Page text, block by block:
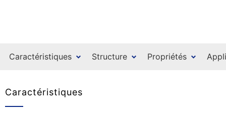
Caractéristiques Structure Propriétés
Caractéristiques